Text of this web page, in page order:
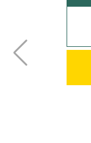
Précédent